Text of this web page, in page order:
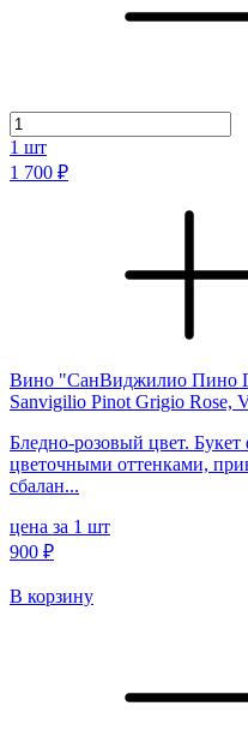
1 шт
1 700 ₽
Вино "СанВиджилио Пино
Sanvigilio Pinot Grigio Rose,
Бледно-розовый цвет.
цветочными оттенками,
сбалан...
цена за 1 шт
900 ₽
В корзину